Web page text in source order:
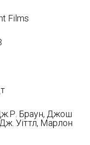
Films
Браун, Джош
Уіттл, Марлон